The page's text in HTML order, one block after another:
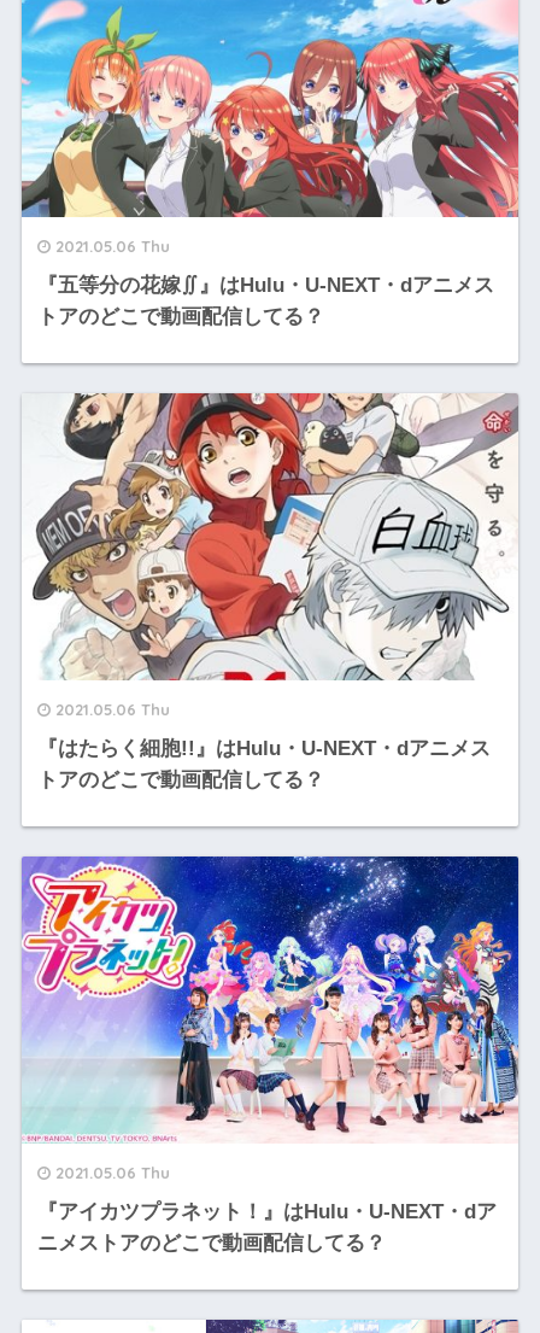
2021.05.06 Thu
『五等分の花嫁∬』はHulu・U-NEXT・dアニメス
トアのどこで動画配信してる？
2021.05.06 Thu
『はたらく細胞!!』はHulu・U-NEXT・dアニメス
トアのどこで動画配信してる？
2021.05.06 Thu
『アイカツプラネット！』はHulu・U-NEXT・dア
ニメストアのどこで動画配信してる？